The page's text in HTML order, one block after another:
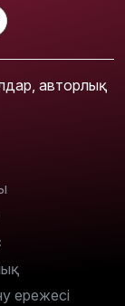
авторлық
ережесі